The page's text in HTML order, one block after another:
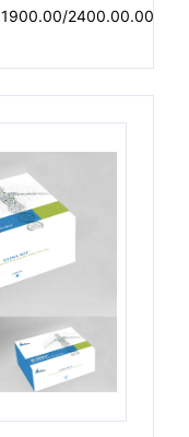
1900.00/2400.00.00